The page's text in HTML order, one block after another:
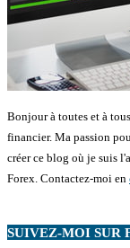
Bonjour à toutes et à
financier. Ma passion
créer ce blog où je suis
Forex. Contactez-moi en
SUIVEZ-MOI SUR